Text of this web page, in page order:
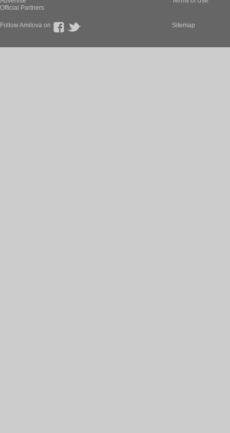
Official Partners
Follow Amilova on Sitemap